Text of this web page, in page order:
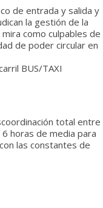
de entrada y salida y
la gestión de la
como culpables de
de poder circular en
BUS/TAXI
total entre
horas de media para
las constantes de